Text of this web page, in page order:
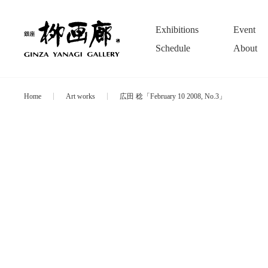
Exhibitions
Event
Schedule
About
Home Art works 広田 稔「February 10 2008, No.3」